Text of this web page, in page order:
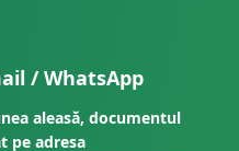
/ WhatsApp
aleasă, documentul
pe adresa